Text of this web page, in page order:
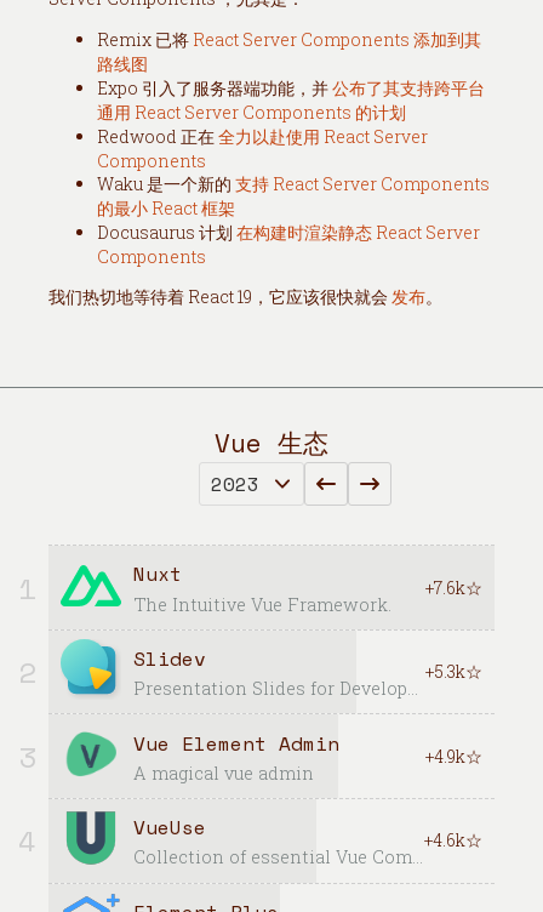
Remix 已将 React Server Components 添加到其
路线图
Expo 引入了服务器端功能，并公布了其支持跨平台
通用 React Server Components 的计划
Redwood 正在全力以赴使用 React Server
Components
Waku 是一个新的 支持 React Server Components
的最小 React 框架
Docusaurus 计划 在构建时渲染静态 React Server
Components
我们热切地等待着 React 19，它应该很快就会发布。
Vue 生态
1 Nuxt
The Intuitive Vue Framework.
+7.6k☆
2 Slidev
Presentation Slides for Developers
+5.3k☆
3 Vue Element Admin
A magical vue admin
+4.9k☆
4 VueUse
Collection of essential Vue Composition Utilities for Vue 2 and 3
+4.6k☆